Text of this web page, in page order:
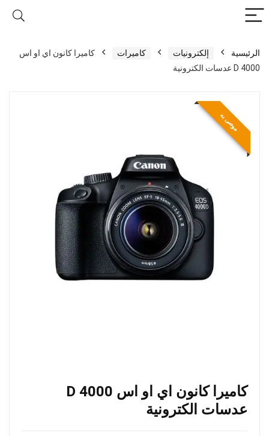
الرئيسية إلكترونيات كاميرات
كاميرا كانون اي او اس
4000 D عدسات الكترونية
موصى به
كاميرا كانون اي او اس 4000 D
عدسات الكترونية